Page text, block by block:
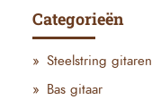
Categorieën
Steelstring gitaren
Bas gitaar